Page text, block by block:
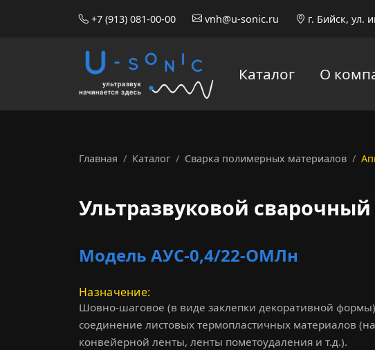
+7 (913) 081-00-00 vnh@u-sonic.ru г. Бийск, ул.
Каталог О
Главная Каталог Сварка полимерных материалов
Ультразвуковой
Ультразвуковой
Модель АУС-0,4/22-ОМЛн
Назначение
Шовно-шаговое (в виде заклепки декоративной формы)
соединение листовых термопластичных материалов
конвейерной ленты, ленты пометоудаления и т.д.).